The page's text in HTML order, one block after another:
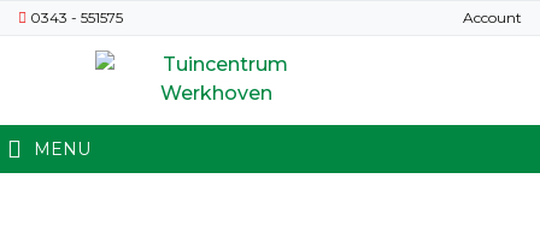
0343 - 551575 Account
MENU